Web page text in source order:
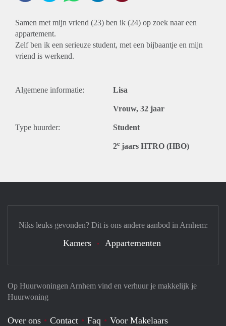
Samen met mijn vriend (23) ben ik (24) op zoek naar een
appartement.
Zelf ben ik een serieuze student, met een bijbaantje en mijn
vriend is werkend.
Algemene informatie: Lisa
Vrouw, 32 jaar
Type huurder: Student
2e jaars HTRO (HBO)
Op Huurwoningen Arnhem vind en verhuur je makkelijk je
Huurwoning
Over ons Contact Faq Voor Makelaars
Niks leuks gevonden? Dit is ons andere aanbod in Arnhem:
Kamers Appartementen